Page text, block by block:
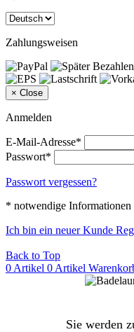
Zahlungsweisen
× Close
Anmelden
E-Mail-Adresse*
Passwort*
Passwort vergessen?
* notwendige Informationen
Ich bin ein neuer Kunde
Back to Top
0 Artikel 0 Artikel
Sie werden